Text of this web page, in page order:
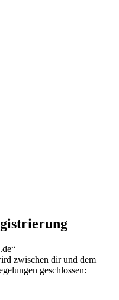
zwischen dir und dem
geschlossen: